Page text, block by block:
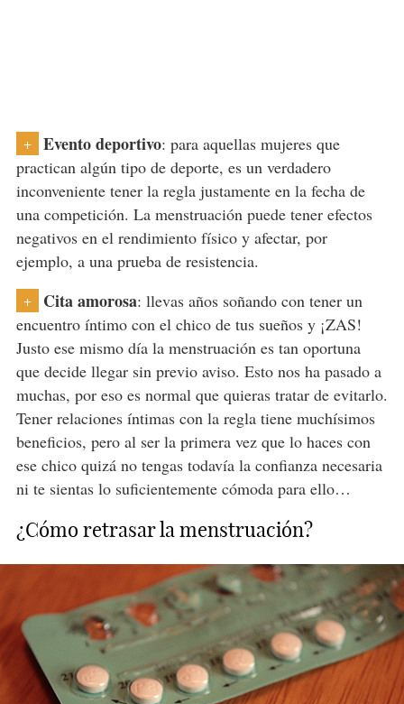
+ Evento deportivo: para aquellas mujeres que
practican algún tipo de deporte, es un verdadero
inconveniente tener la regla justamente en la fecha de
una competición. La menstruación puede tener efectos
negativos en el rendimiento físico y afectar, por
ejemplo, a una prueba de resistencia.
+ Cita amorosa: llevas años soñando con tener un
encuentro íntimo con el chico de tus sueños y ¡ZAS!
Justo ese mismo día la menstruación es tan oportuna
que decide llegar sin previo aviso. Esto nos ha pasado a
muchas, por eso es normal que quieras tratar de evitarlo.
Tener relaciones íntimas con la regla tiene muchísimos
beneficios, pero al ser la primera vez que lo haces con
ese chico quizá no tengas todavía la confianza necesaria
ni te sientas lo suficientemente cómoda para ello…
¿Cómo retrasar la menstruación?